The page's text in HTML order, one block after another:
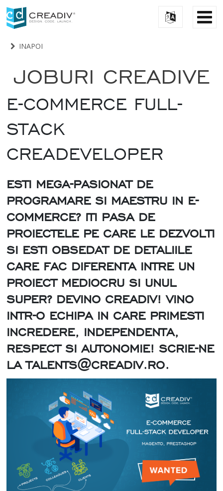
INAPOI
JOBURI CREADIVE
E-COMMERCE FULL-
STACK
CREADEVELOPER
ESTI MEGA-PASIONAT DE
PROGRAMARE SI MAESTRU IN E-
COMMERCE? ITI PASA DE
PROIECTELE PE CARE LE DEZVOLTI
SI ESTI OBSEDAT DE DETALIILE
CARE FAC DIFERENTA INTRE UN
PROIECT MEDIOCRU SI UNUL
SUPER? DEVINO CREADIV! VINO
INTR-O ECHIPA IN CARE PRIMESTI
INCREDERE, INDEPENDENTA,
RESPECT SI AUTONOMIE! SCRIE-NE
LA TALENTS@CREADIV.RO.